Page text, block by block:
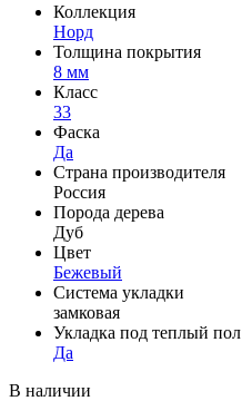
Коллекция
Норд
Толщина покрытия
8 мм
Класс
33
Фаска
Да
Страна производителя
Россия
Порода дерева
Дуб
Цвет
Бежевый
Система укладки
замковая
Укладка под теплый пол
Да
В наличии